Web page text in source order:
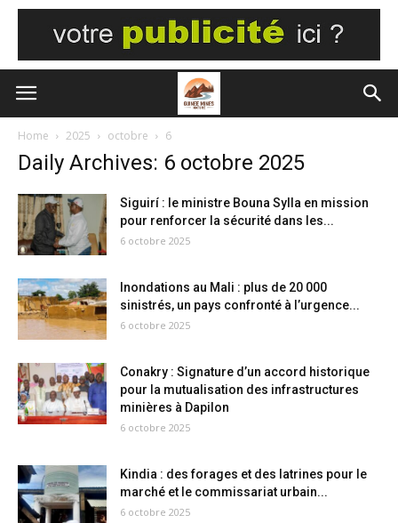
Home 2025 octobre 6
Daily Archives: 6 octobre 2025
Siguirí : le ministre Bouna Sylla en mission
pour renforcer la sécurité dans les...
6 octobre 2025
Inondations au Mali : plus de 20 000
sinistrés, un pays confronté à l’urgence...
6 octobre 2025
Conakry : Signature d’un accord historique
pour la mutualisation des infrastructures
minières à Dapilon
6 octobre 2025
Kindia : des forages et des latrines pour le
marché et le commissariat urbain...
6 octobre 2025